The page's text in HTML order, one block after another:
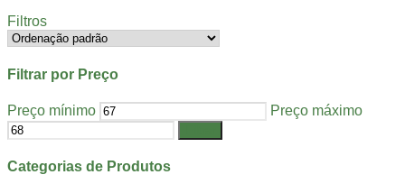
Filtros
Filtrar por Preço
Preço mínimo Preço máximo
Categorias de Produtos